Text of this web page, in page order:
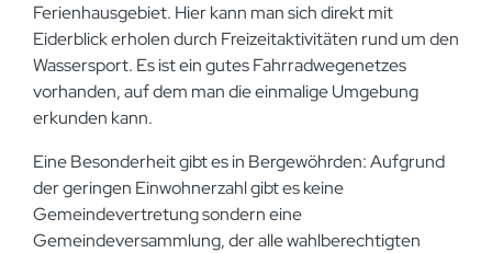
Ferienhausgebiet. Hier kann man sich direkt mit
Eiderblick erholen durch Freizeitaktivitäten rund um den
Wassersport. Es ist ein gutes Fahrradwegenetzes
vorhanden, auf dem man die einmalige Umgebung
erkunden kann.
Eine Besonderheit gibt es in Bergewöhrden: Aufgrund
der geringen Einwohnerzahl gibt es keine
Gemeindevertretung sondern eine
Gemeindeversammlung, der alle wahlberechtigten